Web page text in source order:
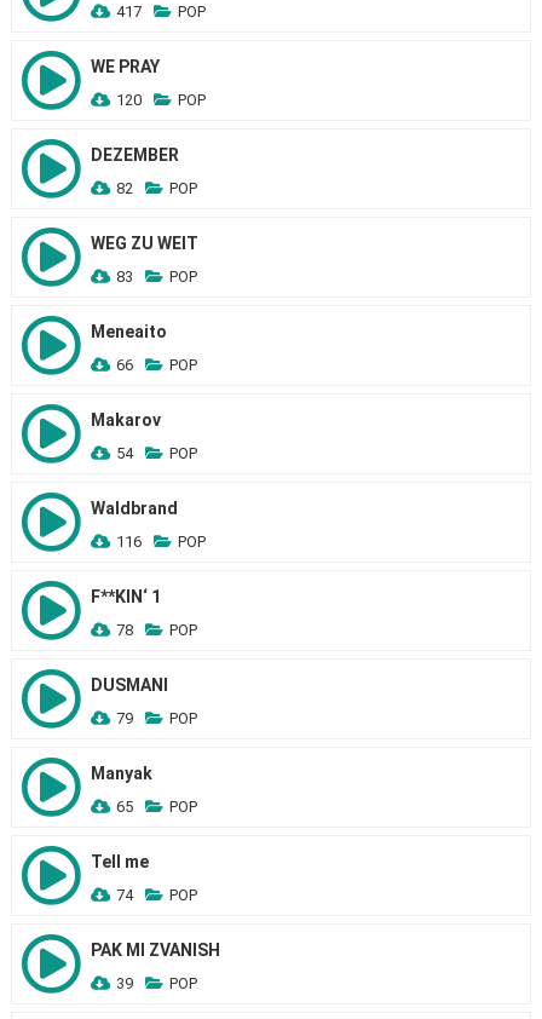
417 POP
WE PRAY
120 POP
DEZEMBER
82 POP
WEG ZU WEIT
83 POP
Meneaito
66 POP
Makarov
54 POP
Waldbrand
116 POP
F**KIN‘ 1
78 POP
DUSMANI
79 POP
Manyak
65 POP
Tell me
74 POP
PAK MI ZVANISH
39 POP